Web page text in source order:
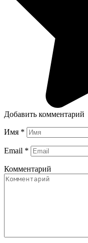
Добавить комментарий
Имя *
Email *
Комментарий